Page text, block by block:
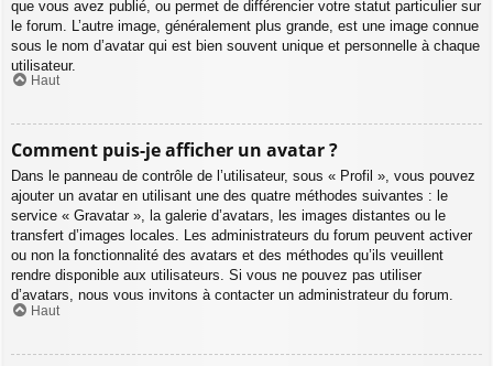
que vous avez publié, ou permet de différencier votre statut particulier sur
le forum. L’autre image, généralement plus grande, est une image connue
sous le nom d’avatar qui est bien souvent unique et personnelle à chaque
utilisateur.
Haut
Comment puis-je afficher un avatar ?
Dans le panneau de contrôle de l’utilisateur, sous « Profil », vous pouvez
ajouter un avatar en utilisant une des quatre méthodes suivantes : le
service « Gravatar », la galerie d’avatars, les images distantes ou le
transfert d’images locales. Les administrateurs du forum peuvent activer
ou non la fonctionnalité des avatars et des méthodes qu’ils veuillent
rendre disponible aux utilisateurs. Si vous ne pouvez pas utiliser
d’avatars, nous vous invitons à contacter un administrateur du forum.
Haut